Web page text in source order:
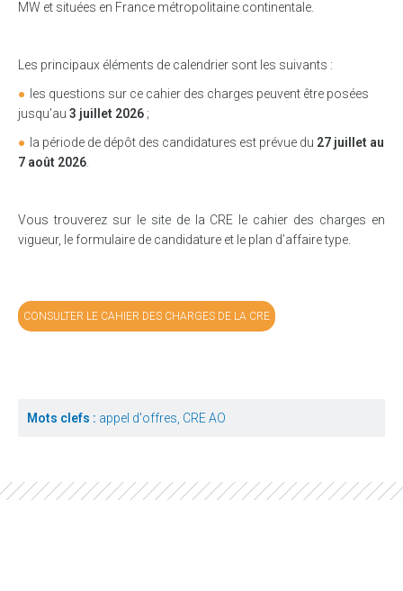
MW et situées en France métropolitaine continentale.
Les principaux éléments de calendrier sont les suivants :
les questions sur ce cahier des charges peuvent être posées
jusqu’au 3 juillet 2026 ;
la période de dépôt des candidatures est prévue du 27 juillet au
7 août 2026
Vous trouverez sur le site de la CRE le cahier des charges en
vigueur, le formulaire de candidature et le plan d’affaire type.
CONSULTER LE CAHIER DES CHARGES DE LA CRE
Mots clefs : appel d'offres, CRE AO